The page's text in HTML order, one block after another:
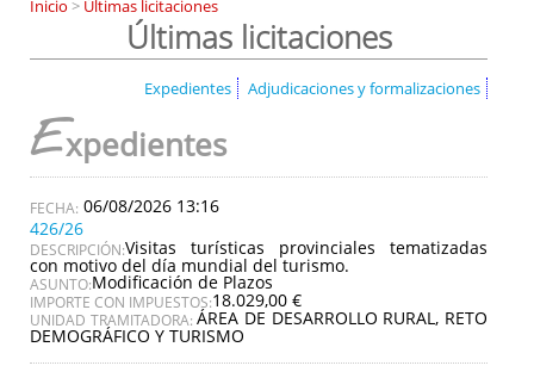
Inicio > Últimas licitaciones
Últimas licitaciones
Expedientes Adjudicaciones y formalizaciones
Expedientes
06/08/2026 13:16
426/26
DESCRIPCIÓN:Visitas turísticas provinciales tematizadas
con motivo del día mundial del turismo.
ASUNTO:Modificación de Plazos
IMPORTE CON IMPUESTOS:18.029,00 €
UNIDAD TRAMITADORA:ÁREA DE DESARROLLO RURAL, RETO
DEMOGRÁFICO Y TURISMO